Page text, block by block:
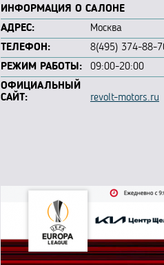
ИНФОРМАЦИЯ О САЛОНЕ
АДРЕС:
Москва
ТЕЛЕФОН:
8(495) 374-88-
РЕЖИМ РАБОТЫ:
09:00-20:00
ОФИЦИАЛЬНЫЙ
САЙТ:
revolt-motors.ru